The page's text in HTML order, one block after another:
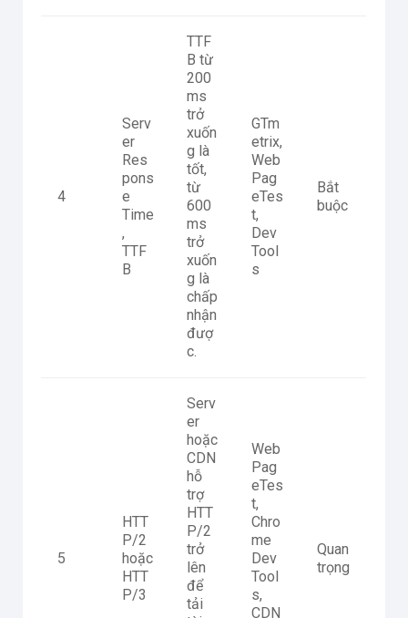
4
Serv
er
Res
pons
e
Time
,
TTF
B
TTF
B từ
200
ms
trở
xuốn
g là
tốt,
từ
600
ms
trở
xuốn
g là
chấp
nhận
đượ
c.
GTm
etrix,
Web
Pag
eTes
t,
Dev
Tool
s
Bắt
buộc
5
HTT
P/2
hoặc
HTT
P/3
Serv
er
hoặc
CDN
hỗ
trợ
HTT
P/2
trở
lên
để
tải
Web
Pag
eTes
t,
Chro
me
Dev
Tool
s,
CDN
Quan
trọng